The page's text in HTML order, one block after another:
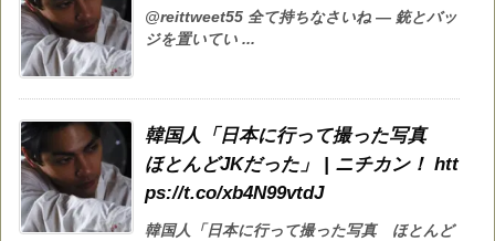
@reittweet55 全て持ちなさいね — 銃とバッ
ジを置いてい ...
韓国人「日本に行って撮った写真
ほとんどJKだった」 | ニチカン！ htt
ps://t.co/xb4N99vtdJ
韓国人「日本に行って撮った写真 ほとんど